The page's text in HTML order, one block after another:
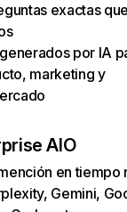
exactas
por IA
marketing y
AIO
en tiempo
Gemini,